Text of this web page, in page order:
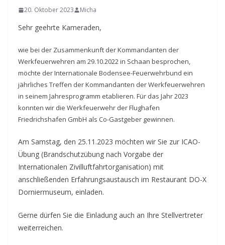
20. Oktober 2023 Micha
Sehr geehrte Kameraden,
wie bei der Zusammenkunft der Kommandanten der
Werkfeuerwehren am 29.10.2022 in Schaan besprochen,
möchte der Internationale Bodensee-Feuerwehrbund ein
jährliches Treffen der Kommandanten der Werkfeuerwehren
in seinem Jahresprogramm etablieren. Für das Jahr 2023
konnten wir die Werkfeuerwehr der Flughafen
Friedrichshafen GmbH als Co-Gastgeber gewinnen.
Am Samstag, den 25.11.2023 möchten wir Sie zur ICAO-
Übung (Brandschutzübung nach Vorgabe der
Internationalen Zivilluftfahrtorganisation) mit
anschließenden Erfahrungsaustausch im Restaurant DO-X
Dorniermuseum, einladen.
Gerne dürfen Sie die Einladung auch an Ihre Stellvertreter
weiterreichen.